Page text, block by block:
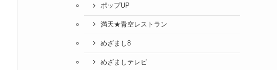
ポップUP
満天★青空レストラン
めざまし8
めざましテレビ